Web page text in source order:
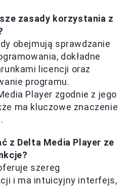
zasady korzystania z
obejmują sprawdzanie
dokładne
licencji oraz
programu.
Player zgodnie z jego
ma kluczowe znaczenie
z Delta Media Player ze
szereg
i ma intuicyjny interfejs,